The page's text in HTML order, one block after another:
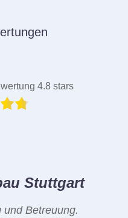
4.8 stars
Stuttgart
Betreuung.